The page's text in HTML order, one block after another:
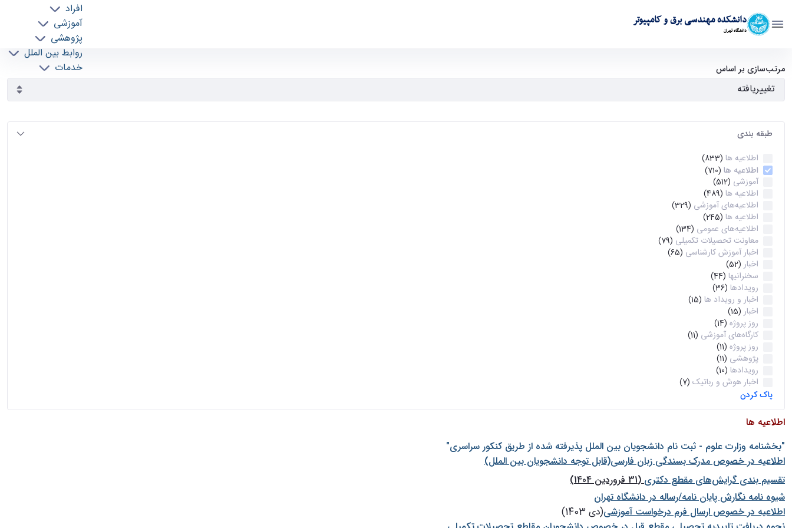
دانشکده مهندسی برق و کامپیوتر
دانشگاه تهران
افراد
آموزشی
پژوهشی
روابط بین الملل
خدمات
آرشیو اطلاعیه ها - ece- دانشکده مهندسی برق و کامپیوتر
مرتب‌سازی بر اساس
طبقه بندی
اطلاعیه ها (833)
اطلاعیه ها (710)
آموزشی (512)
اطلاعیه ها (489)
اطلاعیه‌های‌ آموزشی (329)
اطلاعیه ها (245)
اطلاعیه‌های عمومی (134)
معاونت تحصیلات تکمیلی (79)
اخبار آموزش کارشناسی (65)
اخبار (52)
سخنرانیها (44)
رویدادها (36)
اخبار و رویداد ها (15)
اخبار (15)
روز پروژه (14)
کارگاه‌های آموزشی (11)
روز پروژه (11)
پژوهشی (11)
رویدادها (10)
اخبار هوش و رباتیک (7)
پاک کردن
اطلاعیه ها
"بخشنامه وزارت علوم - ثبت نام دانشجويان بين الملل پذيرفته شده از طريق كنكور سراسری"
اطلاعیه در خصوص مدرک بسندگی زبان فارسی(قابل توجه دانشجویان بین الملل)
تقسیم بندی گرایش‌های مقطع دکتری(31 فروردین 1404)
شيوه نامه نگارش پايان نامه/رساله در دانشگاه تهران
اطلاعیه در خصوص ارسال فرم درخواست آموزشی(دی 1403)